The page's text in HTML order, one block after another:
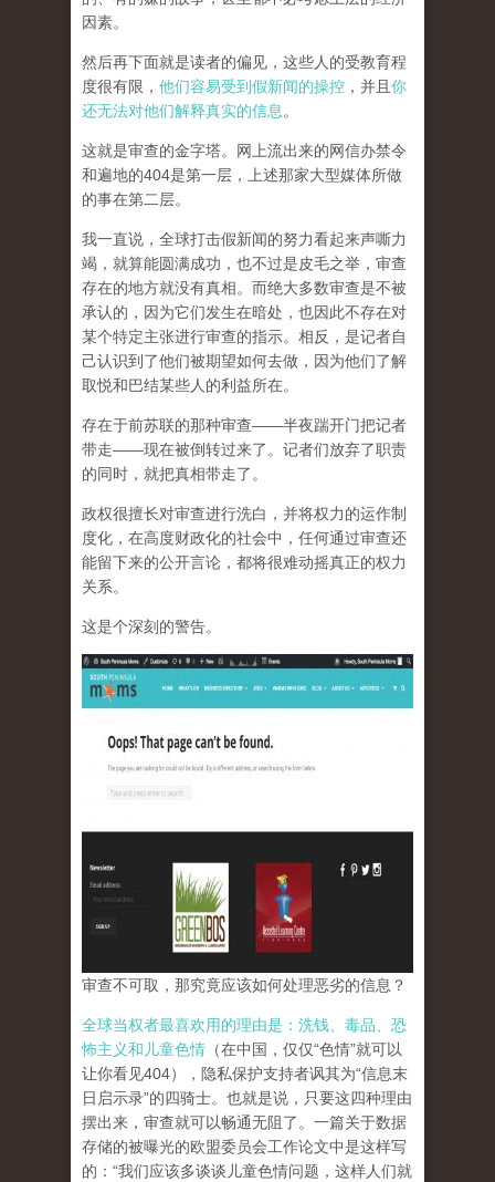
因素。
然后再下面就是读者的偏见，这些人的受教育程
度很有限， 他们容易受到假新闻的操控 ，并且 你
还无法对他们解释真实的信息 。
这就是审查的金字塔。网上流出来的网信办禁令
和遍地的404是第一层，上述那家大型媒体所做
的事在第二层。
我一直说，全球打击假新闻的努力看起来声嘶力
竭，就算能圆满成功，也不过是皮毛之举，审查
存在的地方就没有真相。而绝大多数审查是不被
承认的，因为它们发生在暗处，也因此不存在对
某个特定主张进行审查的指示。相反，是记者自
己认识到了他们被期望如何去做，因为他们了解
取悦和巴结某些人的利益所在。
存在于前苏联的那种审查——半夜踹开门把记者
带走——现在被倒转过来了。记者们放弃了职责
的同时，就把真相带走了。
政权很擅长对审查进行洗白，并将权力的运作制
度化，在高度财政化的社会中，任何通过审查还
能留下来的公开言论，都将很难动摇真正的权力
关系。
这是个深刻的警告。
审查不可取，那究竟应该如何处理恶劣的信息？
全球当权者最喜欢用的理由是：洗钱、毒品、恐
怖主义和儿童色情 （在中国，仅仅“色情”就可以
让你看见404），隐私保护支持者讽其为“信息末
日启示录”的四骑士。也就是说，只要这四种理由
摆出来，审查就可以畅通无阻了。一篇关于数据
存储的被曝光的欧盟委员会工作论文中是这样写
的：“我们应该多谈谈儿童色情问题，这样人们就